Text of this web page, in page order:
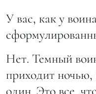
У вас, как у
Нет. Темный
приходит ночью,
один. Это все,